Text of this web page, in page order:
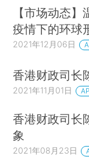
【市场动态
疫情下的环球
2021年12月06日
香港财政司长
2021年11月01日
香港财政司长
象
2021年08月23日